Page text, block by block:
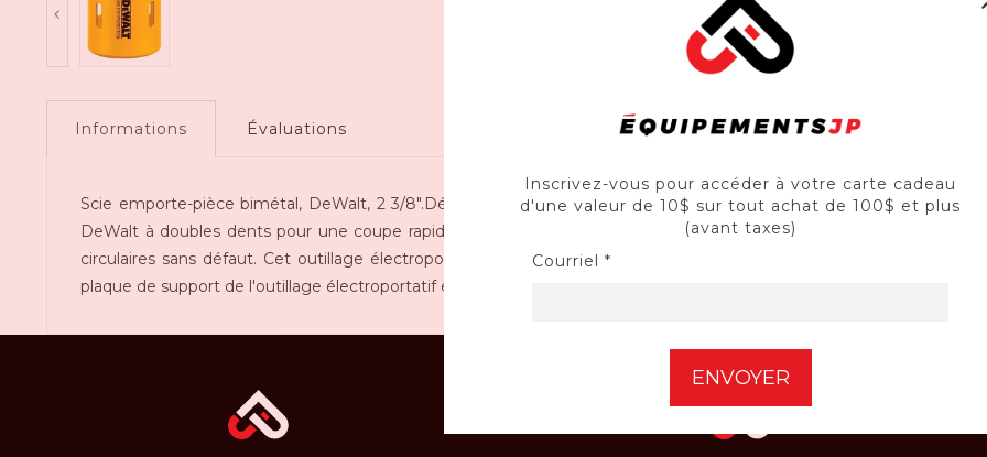
Informations Évaluations
Scie emporte-pièce bimétal, DeWalt, 2 3/8".Découpez des ouvertures et des trous pour la gestion des câbles
DeWalt à doubles dents pour une coupe rapide et en douceur. Fixez cette scie emporte-pièce à votre perceuse
circulaires sans défaut. Cet outillage électroportatif est doté de doubles dents et d'une construction en acier à
plaque de support de l'outillage électroportatif est épaisse et ajoute une stabilité supplémentaire et élimine le
Inscrivez-vous pour accéder à votre carte cadeau
d'une valeur de 10$ sur tout achat de 100$ et plus
(avant taxes)
Courriel *